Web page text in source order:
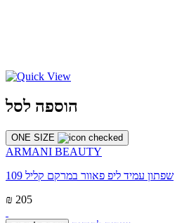
הוספה לסל
ONE SIZE
ARMANI BEAUTY
שפתון עמיד ליפ פאוור במרקם קליל 109
₪ 205